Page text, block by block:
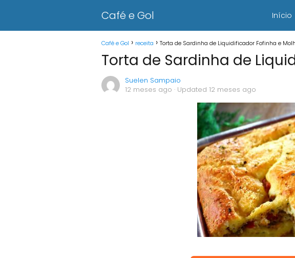
Café e Gol Início
Café e Gol receita Torta de Sardinha de Liquidificador Fofinha e
Torta de Sardinha de
Suelen Sampaio
12 meses ago · Updated 12 meses ago